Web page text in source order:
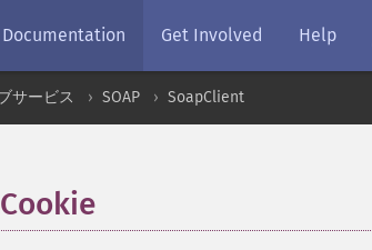
Documentation Get Involved Help
サービス SOAP SoapClient